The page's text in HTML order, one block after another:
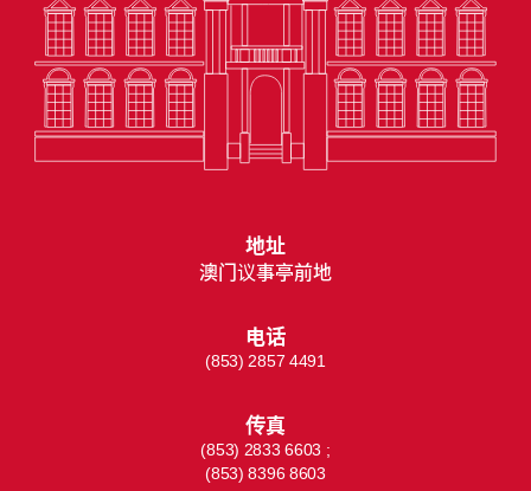
地址
澳门议事亭前地
电话
(853) 2857 4491
传真
(853) 2833 6603 ;
(853) 8396 8603